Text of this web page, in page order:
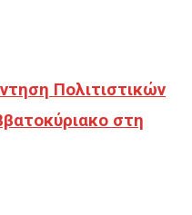
Πολιτιστικών
στη